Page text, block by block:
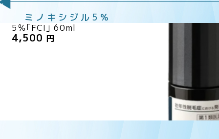
ミノキシジル5％
5％｢FCI｣ 60ml
4,500 円